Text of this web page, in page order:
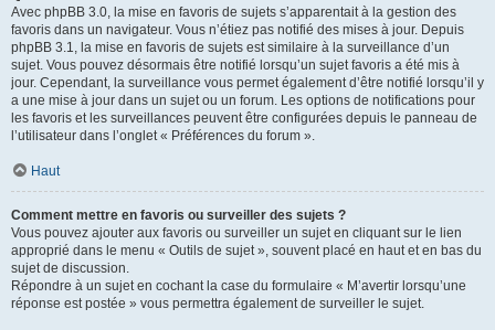
Avec phpBB 3.0, la mise en favoris de sujets s’apparentait à la gestion des
favoris dans un navigateur. Vous n’étiez pas notifié des mises à jour. Depuis
phpBB 3.1, la mise en favoris de sujets est similaire à la surveillance d’un
sujet. Vous pouvez désormais être notifié lorsqu’un sujet favoris a été mis à
jour. Cependant, la surveillance vous permet également d’être notifié lorsqu’il y
a une mise à jour dans un sujet ou un forum. Les options de notifications pour
les favoris et les surveillances peuvent être configurées depuis le panneau de
l’utilisateur dans l’onglet « Préférences du forum ».
Haut
Comment mettre en favoris ou surveiller des sujets ?
Vous pouvez ajouter aux favoris ou surveiller un sujet en cliquant sur le lien
approprié dans le menu « Outils de sujet », souvent placé en haut et en bas du
sujet de discussion.
Répondre à un sujet en cochant la case du formulaire « M’avertir lorsqu’une
réponse est postée » vous permettra également de surveiller le sujet.